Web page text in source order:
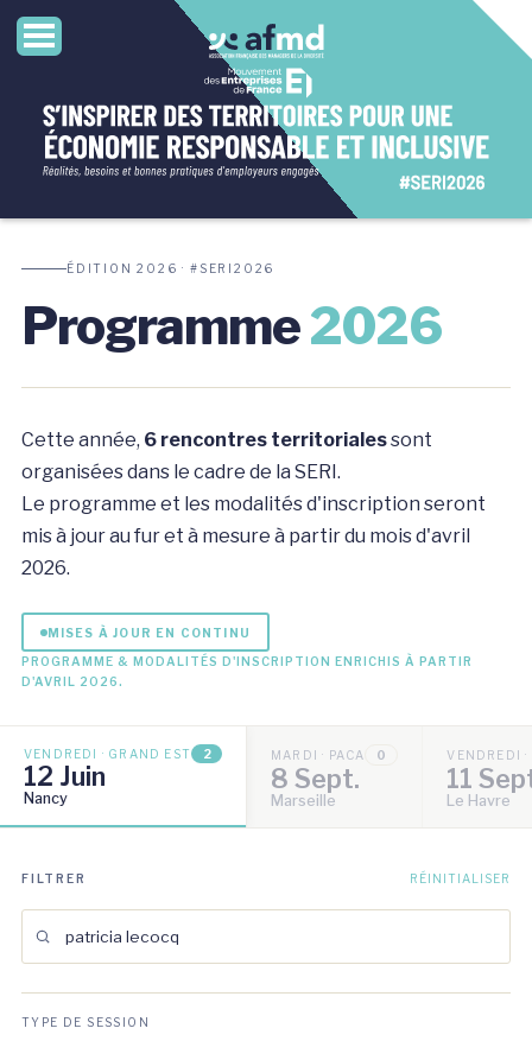
ÉDITION 2026 · #SERI2026
Programme2026
Cette année, 6 rencontres territorialessont
organisées dans le cadre de la SERI.
Le programme et les modalités d'inscription seront
mis à jour au fur et à mesure à partir du mois d'avril
2026.
MISES À JOUR EN CONTINU
PROGRAMME & MODALITÉS D'INSCRIPTION ENRICHIS À PARTIR
D'AVRIL 2026.
VENDREDI · GRAND EST 2
12 Juin
Nancy
MARDI · PACA 0
8 Sept.
Marseille
VENDREDI
11
Le Havre
FILTRER RÉINITIALISER
TYPE DE SESSION